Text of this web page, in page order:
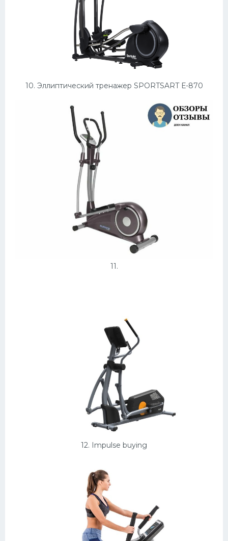
10. Эллиптический тренажер SPORTSART Е-870
11.
12. Impulse buying